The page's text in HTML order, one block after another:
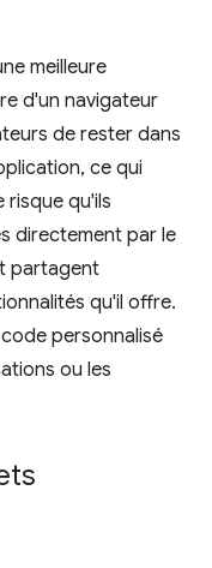
meilleure
d'un navigateur
de rester dans
ce qui
risque qu'ils
directement par le
partagent
qu'il offre.
personnalisé
ou les